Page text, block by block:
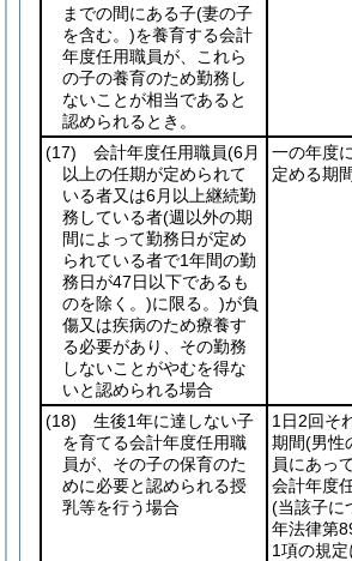
までの間にある子(妻の子
を含む。)を養育する会計
年度任用職員が、これら
の子の養育のため勤務し
ないことが相当であると
認められるとき。
(17) 会計年度任用職員(6月
以上の任期が定められて
いる者又は6月以上継続勤
務している者(週以外の期
間によって勤務日が定め
られている者で1年間の勤
務日が47日以下であるも
のを除く。)に限る。)が負
傷又は疾病のため療養す
る必要があり、その勤務
しないことがやむを得な
いと認められる場合
一の年度
定める期間
(18) 生後1年に達しない子
を育てる会計年度任用職
員が、その子の保育のた
めに必要と認められる授
乳等を行う場合
1日2回そ
期間(男性
員にあっ
会計年度
(当該子に
年法律第
1項の規